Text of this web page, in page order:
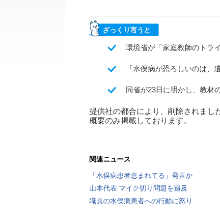
ざっくり言うと
環境省が「家庭教師のトラ
「水俣病が恐ろしいのは
同省が23日に明かし、教材
提供社の都合により、削除されまし
概要のみ掲載しております。
関連ニュース
「水俣病患者恵まれてる」発言か
山本代表 マイク切り問題を追及
職員の水俣病患者への行動に怒り